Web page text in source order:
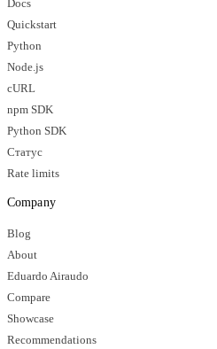
Docs
Quickstart
Python
Node.js
cURL
npm SDK
Python SDK
Статус
Rate limits
Company
Blog
About
Eduardo Airaudo
Compare
Showcase
Recommendations